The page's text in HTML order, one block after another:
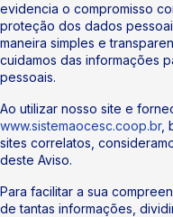
evidencia o compromisso
proteção dos dados
maneira simples e
cuidamos das informações
pessoais.
Ao utilizar nosso site e
www.sistemaocesc.coop.br,
sites correlatos,
deste Aviso.
Para facilitar a sua
de tantas informações,